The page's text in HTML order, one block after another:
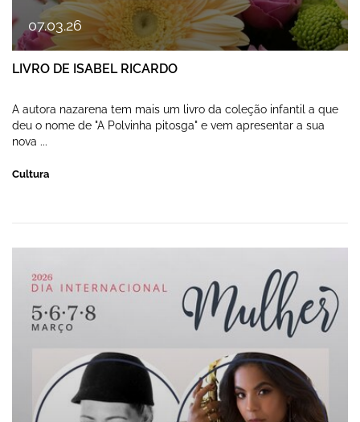
07.03.26
LIVRO DE ISABEL RICARDO
A autora nazarena tem mais um livro da coleção infantil a que
deu o nome de "A Polvinha pitosga" e vem apresentar a sua
nova ...
Cultura